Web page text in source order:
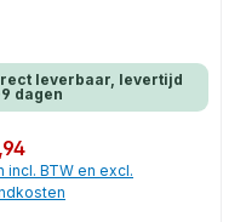
leverbaar, levertijd
dagen
prijs:
incl. BTW en excl.